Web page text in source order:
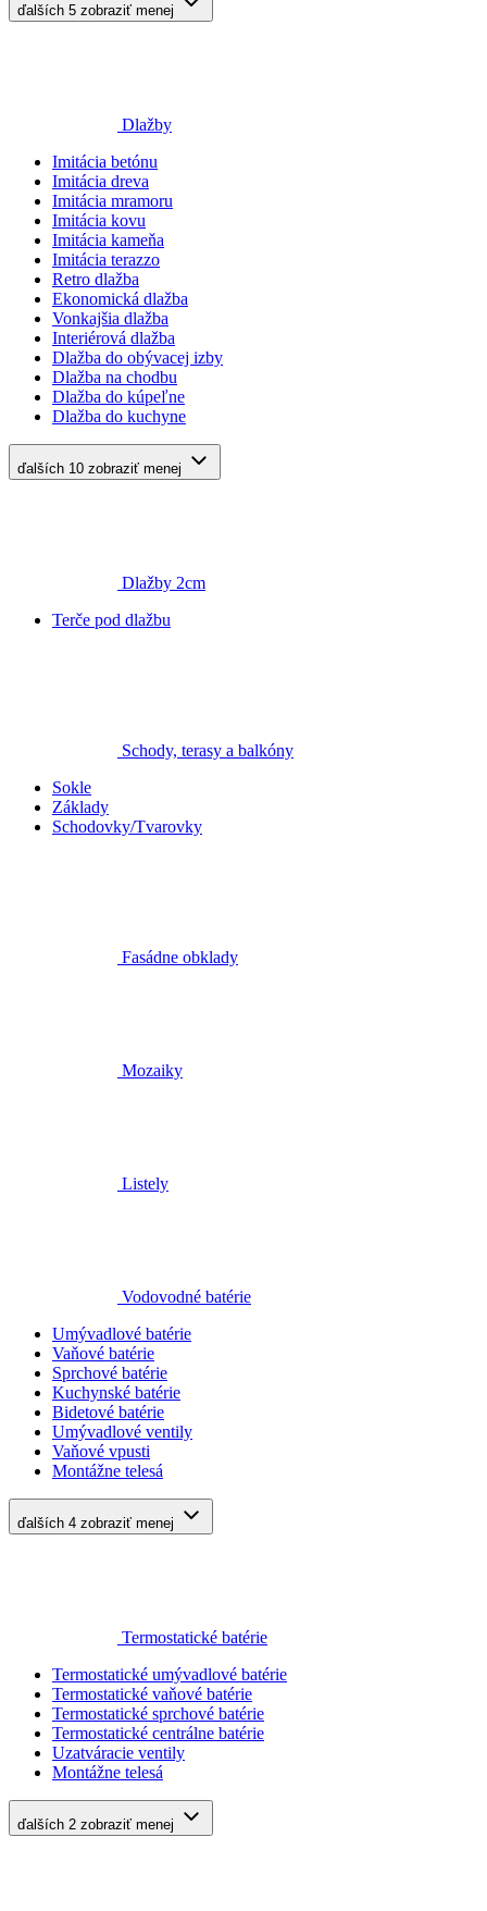
ďalších 5 zobraziť menej
Dlažby
Imitácia betónu
Imitácia dreva
Imitácia mramoru
Imitácia kovu
Imitácia kameňa
Imitácia terazzo
Retro dlažba
Ekonomická dlažba
Vonkajšia dlažba
Interiérová dlažba
Dlažba do obývacej izby
Dlažba na chodbu
Dlažba do kúpeľne
Dlažba do kuchyne
ďalších 10 zobraziť menej
Dlažby 2cm
Terče pod dlažbu
Schody, terasy a balkóny
Sokle
Základy
Schodovky/Tvarovky
Fasádne obklady
Mozaiky
Listely
Vodovodné batérie
Umývadlové batérie
Vaňové batérie
Sprchové batérie
Kuchynské batérie
Bidetové batérie
Umývadlové ventily
Vaňové vpusti
Montážne telesá
ďalších 4 zobraziť menej
Termostatické batérie
Termostatické umývadlové batérie
Termostatické vaňové batérie
Termostatické sprchové batérie
Termostatické centrálne batérie
Uzatváracie ventily
Montážne telesá
ďalších 2 zobraziť menej